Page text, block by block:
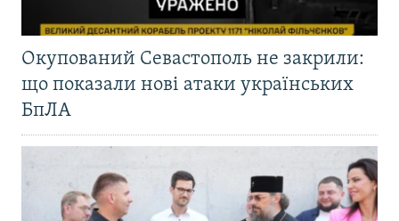
Окупований Севастополь не закрили:
що показали нові атаки українських
БпЛА